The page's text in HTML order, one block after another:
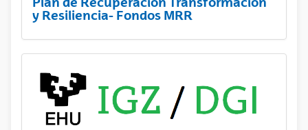
y Resiliencia- Fondos MRR